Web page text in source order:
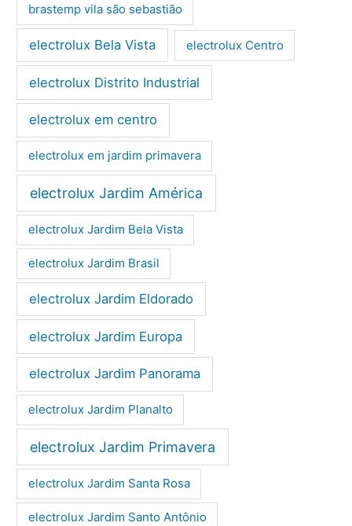
brastemp vila são sebastião
electrolux Bela Vista electrolux Centro
electrolux Distrito Industrial
electrolux em centro
electrolux em jardim primavera
electrolux Jardim América
electrolux Jardim Bela Vista
electrolux Jardim Brasil
electrolux Jardim Eldorado
electrolux Jardim Europa
electrolux Jardim Panorama
electrolux Jardim Planalto
electrolux Jardim Primavera
electrolux Jardim Santa Rosa
electrolux Jardim Santo Antônio